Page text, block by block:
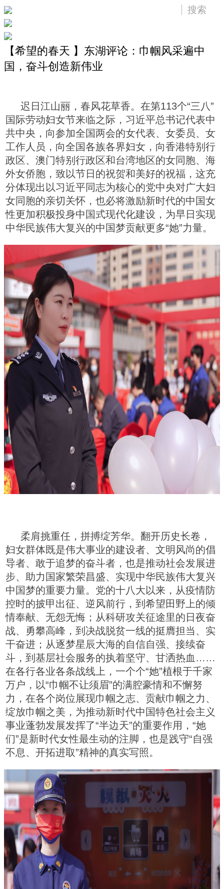
【希望的春天 】东湖评论：巾帼风采遍中
国，奋斗创造新伟业
迟日江山丽，春风花草香。在第113个“三八”
国际劳动妇女节来临之际，习近平总书记代表中
共中央，向参加全国两会的女代表、女委员、女
工作人员，向全国各族各界妇女，向香港特别行
政区、澳门特别行政区和台湾地区的女同胞、海
外女侨胞，致以节日的祝贺和美好的祝福，这充
分体现出以习近平同志为核心的党中央对广大妇
女同胞的亲切关怀，也必将激励新时代的中国女
性更加积极投身中国式现代化建设，为早日实现
中华民族伟大复兴的中国梦贡献更多“她”力量。
柔肩挑重任，拼搏绽芳华。翻开历史长卷，
妇女群体既是伟大事业的建设者、文明风尚的倡
导者、敢于追梦的奋斗者，也是推动社会发展进
步、助力国家繁荣昌盛、实现中华民族伟大复兴
中国梦的重要力量。党的十八大以来，从疫情防
控时的披甲出征、逆风前行，到希望田野上的倾
情奉献、无怨无悔；从科研攻关征途里的日夜奋
战、勇攀高峰，到决战脱贫一线的挺膺担当、实
干奋进；从逐梦星辰大海的自信自强、接续奋
斗，到基层社会服务的执着坚守、甘洒热血……
在各行各业各条战线上，一个个“她”植根于千家
万户，以“巾帼不让须眉”的满腔豪情和不懈努
力，在各个岗位展现巾帼之志、贡献巾帼之力、
绽放巾帼之美，为推动新时代中国特色社会主义
事业蓬勃发展发挥了“半边天”的重要作用，“她
们”是新时代女性最生动的注脚，也是践守“自强
不息、开拓进取”精神的真实写照。